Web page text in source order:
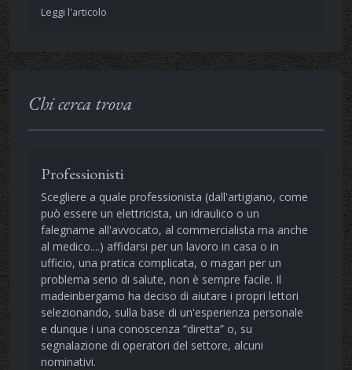
Leggi l'articolo
Chi cerca trova
Professionisti
Scegliere a quale professionista (dall'artigiano, come
può essere un elettricista, un idraulico o un
falegname all'avvocato, al commercialista ma anche
al medico....) affidarsi per un lavoro in casa o in
ufficio, una pratica complicata, o magari per un
problema serio di salute, non è sempre facile. Il
madeinbergamo ha deciso di aiutare i propri lettori
selezionando, sulla base di un'esperienza personale
e dunque i una conoscenza “diretta” o, su
segnalazione di operatori del settore, alcuni
nominativi.